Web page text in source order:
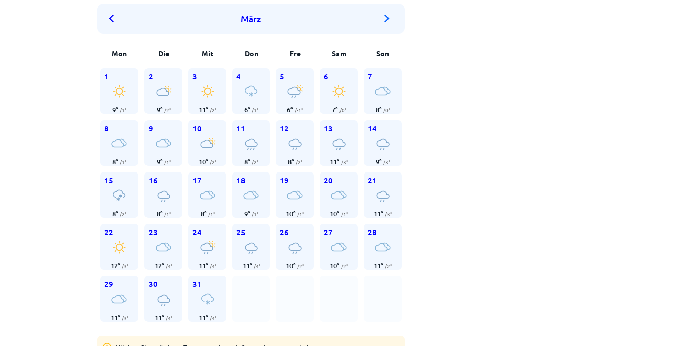
März
Mon Die Mit Don Fre Sam Son
1
9° /1°
2
9° /2°
3
11° /2°
4
6° /1°
5
6° /-1°
6
7° /0°
7
8° /0°
8
8° /1°
9
9° /1°
10
10° /2°
11
8° /2°
12
8° /2°
13
11° /3°
14
9° /3°
15
8° /2°
16
8° /1°
17
8° /1°
18
9° /1°
19
10° /1°
20
10° /1°
21
11° /3°
22
12° /3°
23
12° /4°
24
11° /4°
25
11° /4°
26
10° /2°
27
10° /2°
28
11° /2°
29
11° /3°
30
11° /4°
31
11° /4°